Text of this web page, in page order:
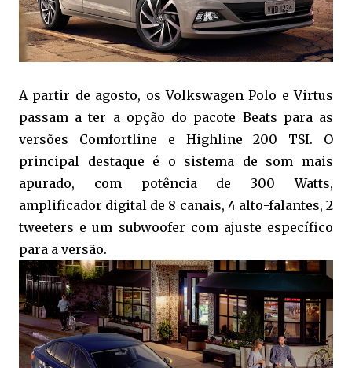
A partir de agosto, os Volkswagen Polo e Virtus
passam a ter a opção do pacote Beats para as
versões Comfortline e Highline 200 TSI. O
principal destaque é o sistema de som mais
apurado, com potência de 300 Watts,
amplificador digital de 8 canais, 4 alto-falantes, 2
tweeters e um subwoofer com ajuste específico
para a versão.